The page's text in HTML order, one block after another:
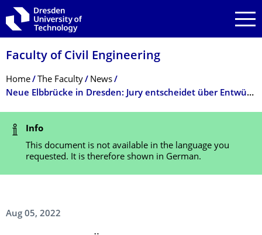
Skip to main navigation
Skip to search
Skip to content
Faculty of Civil Engineering
Breadcrumb Menu
Home The Faculty
News
Neue Elbbrücke in Dresden: Jury entscheidet über Entwürfe von Studierenden
Status Message
Info
This document is not available in the language you
requested. It is therefore shown in German.
Aug 05, 2022